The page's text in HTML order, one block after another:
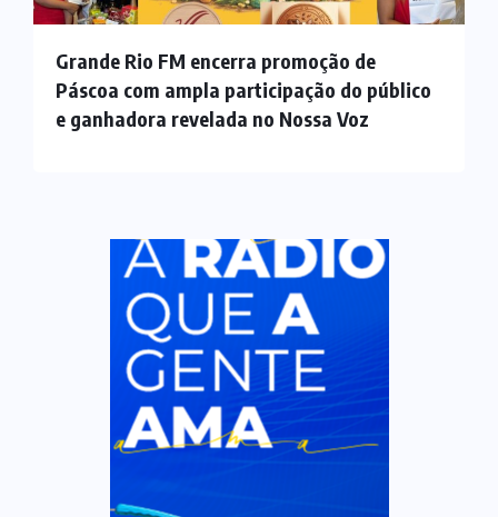
Grande Rio FM encerra promoção de
Páscoa com ampla participação do público
e ganhadora revelada no Nossa Voz